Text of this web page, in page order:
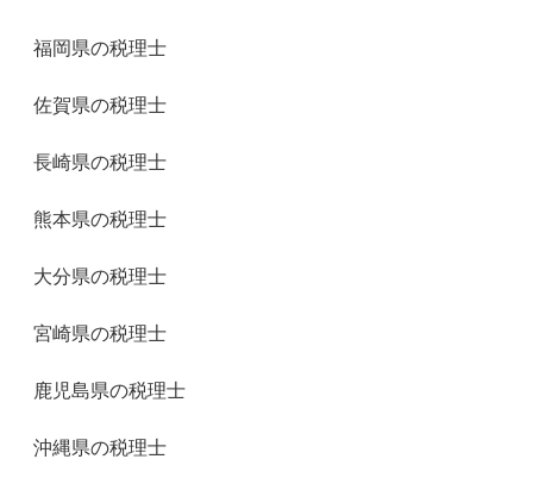
福岡県の税理士
佐賀県の税理士
長崎県の税理士
熊本県の税理士
大分県の税理士
宮崎県の税理士
鹿児島県の税理士
沖縄県の税理士